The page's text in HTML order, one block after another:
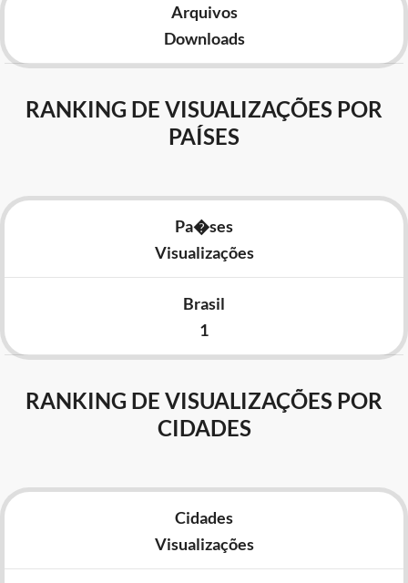
Arquivos
Downloads
RANKING DE VISUALIZAÇÕES POR
PAÍSES
Pa�ses
Visualizações
Brasil
1
RANKING DE VISUALIZAÇÕES POR
CIDADES
Cidades
Visualizações